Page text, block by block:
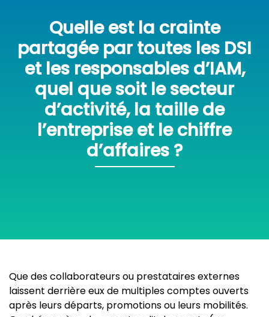
Quelle est la crainte
partagée par toutes les DSI
et les responsables d’IAM,
quel que soit le secteur
d’activité, la taille de
l’entreprise et le chiffre
d’affaires ?
Que des collaborateurs ou prestataires externes
laissent derrière eux de multiples comptes ouverts
après leurs départs, promotions ou leurs mobilités.